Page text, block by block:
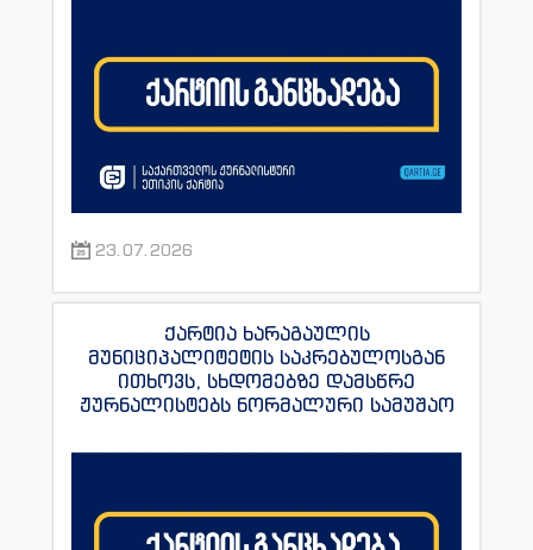
23.07.2026
ქარტია ხარაგაულის
მუნიციპალიტეტის საკრებულოსგან
ითხოვს, სხდომებზე დამსწრე
ჟურნალისტებს ნორმალური სამუშაო